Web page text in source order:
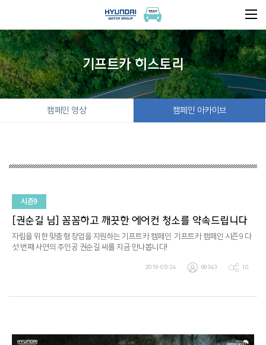
기프트카 히스토리
캠페인 영상 캠페인 아카이브
시즌9
[권순길 님] 꼼꼼하고 깨끗한 에어컨 청소를 약속드립니다
자립을 위한 맞춤형 창업을 지원하는 기프트카 캠페인. 기프트카 캠페인 시즌9 다
섯 번째 사연의 주인공 권순길 씨를 지금 만나봅니다!
2019-05-24 69343 10